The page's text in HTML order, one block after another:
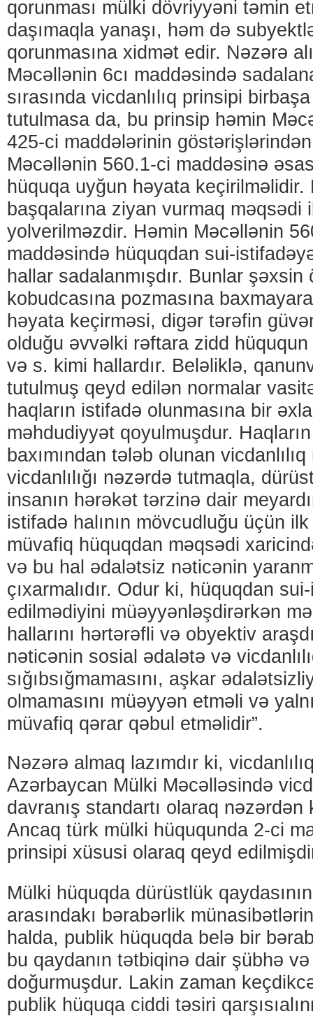
qorunması mülki dövriyyəni təmin
daşımaqla yanaşı, həm də
qorunmasına xidmət edir. Nəzərə
Məcəllənin 6cı maddəsində
sırasında vicdanlılıq prinsipi
tutulmasa da, bu prinsip həmin
425-ci maddələrinin
Məcəllənin 560.1-ci maddəsinə
hüquqa uyğun həyata keçirilməlidir.
başqalarına ziyan vurmaq məqsədi
yolverilməzdir. Həmin Məcəllənin
maddəsində hüquqdan sui-
hallar sadalanmışdır. Bunlar
kobudcasına pozmasına
həyata keçirməsi, digər tərəfin
olduğu əvvəlki rəftara zidd
və s. kimi hallardır. Beləliklə,
tutulmuş qeyd edilən normalar
haqların istifadə olunmasına bir
məhdudiyyət qoyulmuşdur.
baxımından tələb olunan
vicdanlılığı nəzərdə tutmaqla,
insanın hərəkət tərzinə dair
istifadə halının mövcudluğu üçün
müvafiq hüquqdan məqsədi
və bu hal ədalətsiz nəticənin
çıxarmalıdır. Odur ki, hüquqdan
edilmədiyini müəyyənləşdirərkən
hallarını hərtərəfli və obyektiv
nəticənin sosial ədalətə və
sığıbsığmamasını, aşkar
olmamasını müəyyən etməli və
müvafiq qərar qəbul etməlidir”.
Nəzərə almaq lazımdır ki,
Azərbaycan Mülki Məcəlləsində
davranış standartı olaraq nəzərdən
Ancaq türk mülki hüququnda 2-ci
prinsipi xüsusi olaraq qeyd
Mülki hüquqda dürüstlük
arasındakı bərabərlik
halda, publik hüquqda belə bir
bu qaydanın tətbiqinə dair şübhə
doğurmuşdur. Lakin zaman
publik hüquqa ciddi təsiri